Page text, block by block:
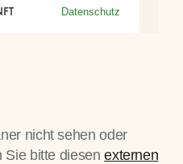
nicht sehen oder
Sie bitte diesenexternen